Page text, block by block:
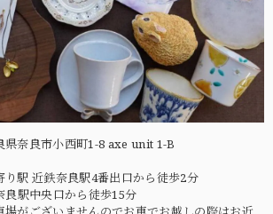
県奈良市小西町1-8 axe unit 1-B
り駅 近鉄奈良駅4番出口から徒歩2分
良駅中央口から徒歩15分